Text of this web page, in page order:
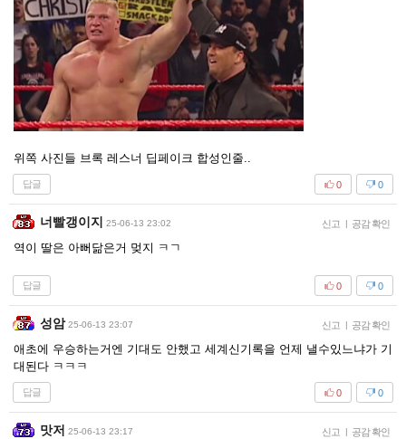
위쪽 사진들 브록 레스너 딥페이크 합성인줄..
답글 0
0
너빨갱이지 25-06-13 23:02 신고 | 공감 확인
역이 딸은 아뻐닮은거 멎지 ㅋㄱ
답글 0
0
성암 25-06-13 23:07 신고 | 공감 확인
애초에 우승하는거엔 기대도 안했고 세계신기록을 언제 낼수있느냐가 기
대된다 ㅋㅋㅋ
답글 0
0
맛저 25-06-13 23:17 신고 | 공감 확인